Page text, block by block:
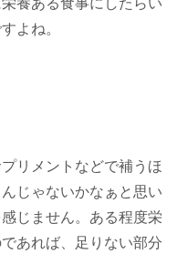
養ある食事にしたらい
よね。
リメントなどで補うほ
じゃないかなぁと思い
じません。ある程度栄
あれば、足りない部分